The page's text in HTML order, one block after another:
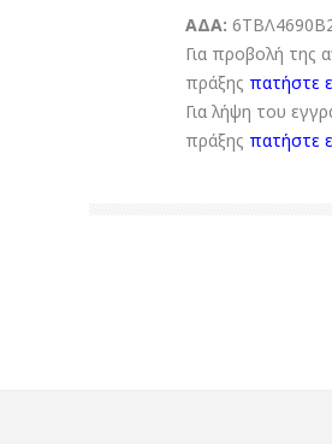
ΑΔΑ:
Για προβολή της
πράξης πατήστε
Για λήψη του
πράξης πατήστε